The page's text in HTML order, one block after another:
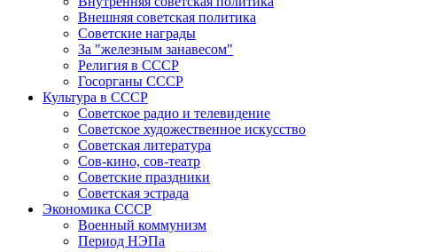
Внешняя советская политика
Советские награды
За "железным занавесом"
Религия в СССР
Госорганы СССР
Культура в СССР
Советское радио и телевидение
Советское художественное искусство
Советская литература
Сов-кино, сов-театр
Советские праздники
Советская эстрада
Экономика СССР
Военный коммунизм
Период НЭПа